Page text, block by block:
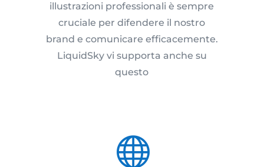
illustrazioni professionali è sempre
cruciale per difendere il nostro
brand e comunicare efficacemente.
LiquidSky vi supporta anche su
questo
